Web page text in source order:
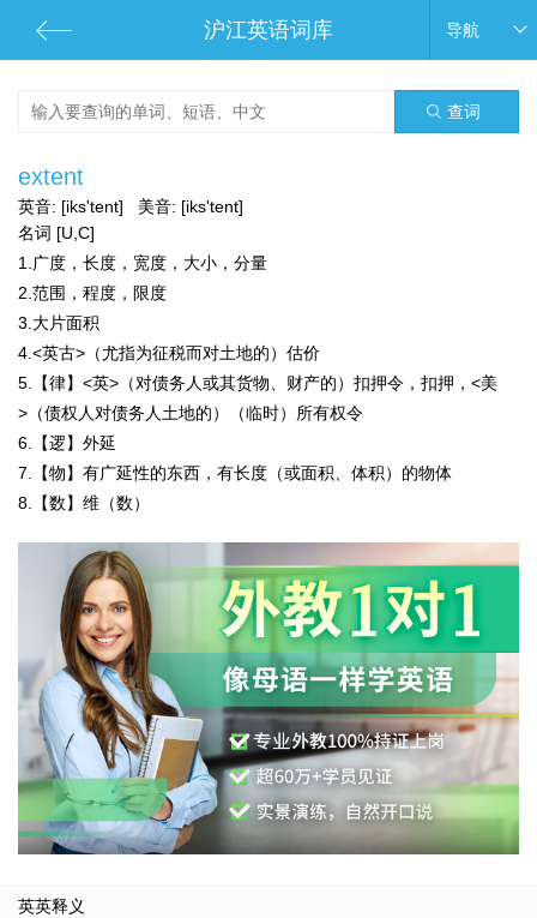
沪江英语词库 导航
查词
extent
英音: [iks'tent] 美音: [iks'tent]
名词 [U,C]
1.广度，长度，宽度，大小，分量
2.范围，程度，限度
3.大片面积
4.<英古>（尤指为征税而对土地的）估价
5.【律】<英>（对债务人或其货物、财产的）扣押令，扣押，<美
>（债权人对债务人土地的）（临时）所有权令
6.【逻】外延
7.【物】有广延性的东西，有长度（或面积、体积）的物体
8.【数】维（数）
英英释义